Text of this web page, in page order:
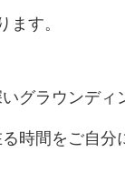
ます。
グラウンディ
時間をご自分